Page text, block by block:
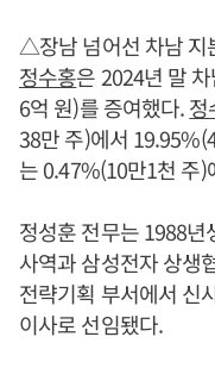
△장남 넘어선 차남 지
정수홍은 2024년 말
6억 원)를 증여했다.정
38만 주)에서
는 0.47%(10만1천 주
정성훈 전무는 1988
사역과 삼성전자 상생
전략기획 부서에서 신
이사로 선임됐다.